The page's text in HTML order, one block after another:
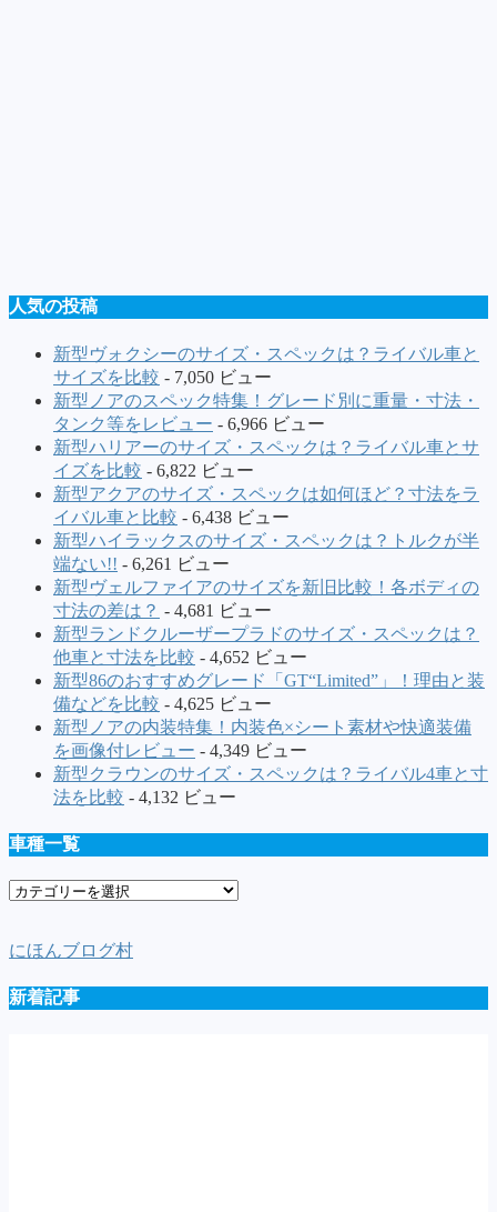
人気の投稿
新型ヴォクシーのサイズ・スペックは？ライバル車と
サイズを比較 - 7,050 ビュー
新型ノアのスペック特集！グレード別に重量・寸法・
タンク等をレビュー - 6,966 ビュー
新型ハリアーのサイズ・スペックは？ライバル車とサ
イズを比較 - 6,822 ビュー
新型アクアのサイズ・スペックは如何ほど？寸法をラ
イバル車と比較 - 6,438 ビュー
新型ハイラックスのサイズ・スペックは？トルクが半
端ない!! - 6,261 ビュー
新型ヴェルファイアのサイズを新旧比較！各ボディの
寸法の差は？ - 4,681 ビュー
新型ランドクルーザープラドのサイズ・スペックは？
他車と寸法を比較 - 4,652 ビュー
新型86のおすすめグレード「GT“Limited”」！理由と装
備などを比較 - 4,625 ビュー
新型ノアの内装特集！内装色×シート素材や快適装備
を画像付レビュー - 4,349 ビュー
新型クラウンのサイズ・スペックは？ライバル4車と寸
法を比較 - 4,132 ビュー
車種一覧
車
覧
にほんブログ村
新着記事